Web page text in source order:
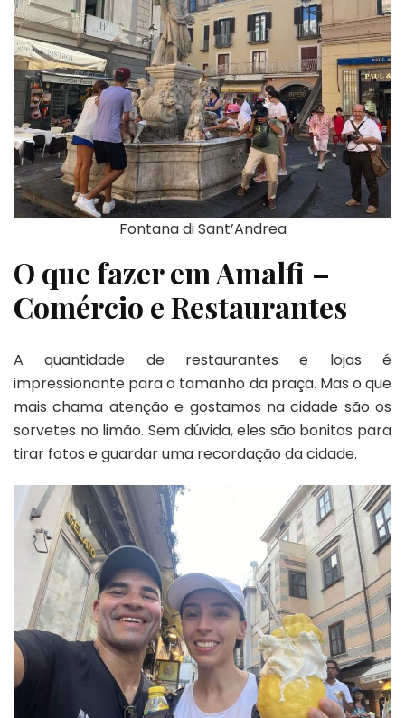
Fontana di Sant’Andrea
O que fazer em Amalfi –
Comércio e Restaurantes
A quantidade de restaurantes e lojas é
impressionante para o tamanho da praça. Mas o que
mais chama atenção e gostamos na cidade são os
sorvetes no limão. Sem dúvida, eles são bonitos para
tirar fotos e guardar uma recordação da cidade.